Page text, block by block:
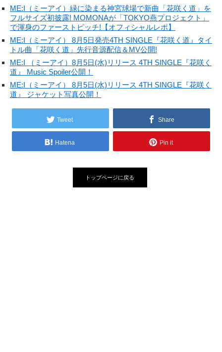
ME:I（ミーアイ）緑に染まる神宮球場で新曲「花咲く道」を
フルサイズ初披露! MOMONAが「TOKYO燕プロジェクト」
で渾身のファーストピッチ!【オフィシャルレポ】
ME:I（ミーアイ） 8月5日発売4TH SINGLE『花咲く道』タイ
トル曲「花咲く道」先行音源配信＆MV公開!
ME:I （ミーアイ）8月5日(水)リリース 4TH SINGLE『花咲く
道』 Music Spoiler公開！
ME:I（ミーアイ） 8月5日(水)リリース 4TH SINGLE『花咲く
道』 ジャケット写真公開！
Tweet Share
Hatena Pin it
トップページに戻る